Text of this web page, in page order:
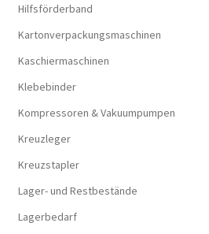
Hilfsförderband
Kartonverpackungsmaschinen
Kaschiermaschinen
Klebebinder
Kompressoren & Vakuum­pumpen
Kreuzleger
Kreuzstapler
Lager- und Restbestände
Lagerbedarf